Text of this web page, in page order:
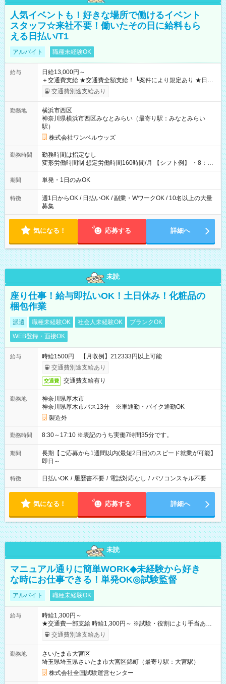
人気イベントも！好きな場所で働けるイベント
スタッフ☆来社不要！働いたその日に給料もら
える日払い/T1
アルバイト 職種未経験OK
給与
日給13,000円～
＋交通費支給 ★交通費全額支給！ ┗案件により規定あり ★日払
いOK！（規定あり） ┗働いたその日に現金GET♪ お仕事後はコ
ンビニATMから 日払い分を引き落とせます！ 【試用期間】試
交通費別途支給あり
勤務地
横浜市西区
神奈川県横浜市西区みなとみらい（最寄り駅：みなとみらい
駅）
株式会社ワンベルウッズ
勤務時間
勤務時間は指定なし
変形労働時間制 想定労働時間160時間/月 【シフト例】 ・8：00
～21：00
期間 単発・1日のみOK
特徴
週1日からOK / 日払いOK / 副業・WワークOK / 10名以上の大量
募集
気になる！ 応募する 詳細へ
未読
座り仕事！給与即払いOK！土日休み！化粧品の
梱包作業
派遣 職種未経験OK 社会人未経験OK
ブランクOK
WEB登録・面接OK
給与
時給1500円 【月収例】212333円以上可能
交通費別途支給あり
交通費 交通費支給有り
勤務地
神奈川県厚木市
神奈川県厚木市バス13分 ※車通勤・バイク通勤OK
製造外
勤務時間 8:30～17:10 ※表記のうち実働7時間35分です。
期間
長期【ご応募から1週間以内(最短2日目)のスピード就業が可能】
即日～
特徴 日払いOK / 履歴書不要 / 電話対応なし / パソコンスキル不要
気になる！ 応募する 詳細へ
未読
マニュアル通りに簡単WORK◆未経験から好き
な時にお仕事できる！単発OK◎試験監督
アルバイト 職種未経験OK
給与
時給1,300円～
★交通費一部支給 時給1,300円～ ※試験・役割により手当あり
※勤務回数により昇給あり 【即給（前払い）オプションあ
り！】 希望される場合、勤務から1週間ほどで給与の一部を受け
例】 ・河合塾模擬試験 8:30～17:30（休憩1時間） 時給1,300円
×8時間＝日収10,400円＋交通費 ※当日の役割により時給＋100
円の場合あり ・国家試験 7:00～13:30（休憩なし） 時給1,300
円（役割手当＋100円）×6時間＝日収8,400円＋交通費 【試用期
交通費別途支給あり
勤務地
さいたま市大宮区
埼玉県埼玉県さいたま市大宮区錦町（最寄り駅：大宮駅）
株式会社全国試験運営センター